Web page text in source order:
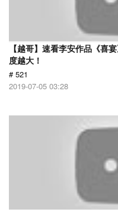
【越哥】速看李安作品《喜
度越大！
# 521
2019-07-05 03:28